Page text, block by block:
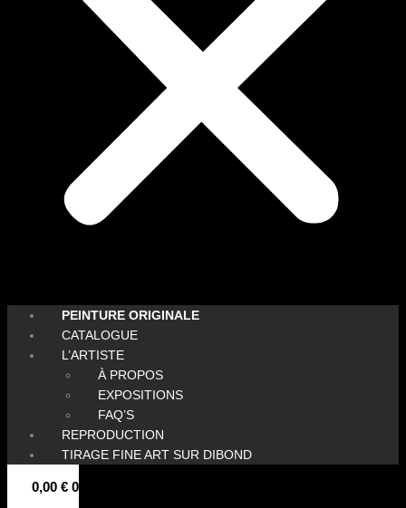
PEINTURE ORIGINALE
CATALOGUE
L’ARTISTE
À PROPOS
EXPOSITIONS
FAQ’S
REPRODUCTION
TIRAGE FINE ART SUR DIBOND
0,00 € 0